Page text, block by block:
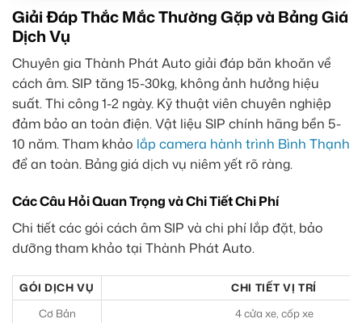
Giải Đáp Thắc Mắc Thường Gặp và Bảng Giá
Dịch Vụ
Chuyên gia Thành Phát Auto giải đáp băn khoăn về
cách âm. SIP tăng 15-30kg, không ảnh hưởng hiệu
suất. Thi công 1-2 ngày. Kỹ thuật viên chuyên nghiệp
đảm bảo an toàn điện. Vật liệu SIP chính hãng bền 5-
10 năm. Tham khảo lắp camera hành trình Bình Thạnh
để an toàn. Bảng giá dịch vụ niêm yết rõ ràng.
Các Câu Hỏi Quan Trọng và Chi Tiết Chi Phí
Chi tiết các gói cách âm SIP và chi phí lắp đặt, bảo
dưỡng tham khảo tại Thành Phát Auto.
GÓI DỊCH VỤ
CHI TIẾT VỊ TRÍ
Cơ Bản
4 cửa xe, cốp xe